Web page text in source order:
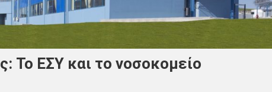
Το ΕΣΥ και το νοσοκομείο